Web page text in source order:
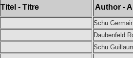
Titel - Titre
Author -
Schu
Daubenfeld
Schu